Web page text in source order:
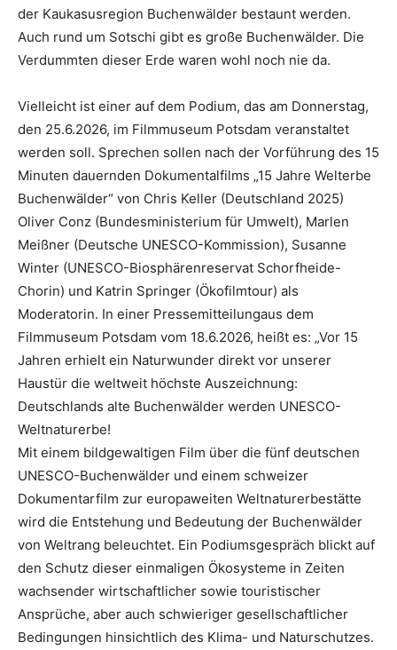
der Kaukasusregion Buchenwälder bestaunt werden.
Auch rund um Sotschi gibt es große Buchenwälder. Die
Verdummten dieser Erde waren wohl noch nie da.
Vielleicht ist einer auf dem Podium, das am Donnerstag,
den 25.6.2026, im Filmmuseum Potsdam veranstaltet
werden soll. Sprechen sollen nach der Vorführung des 15
Minuten dauernden Dokumentalfilms „15 Jahre Welterbe
Buchenwälder“ von Chris Keller (Deutschland 2025)
Oliver Conz (Bundesministerium für Umwelt), Marlen
Meißner (Deutsche UNESCO-Kommission), Susanne
Winter (UNESCO-Biosphärenreservat Schorfheide-
Chorin) und Katrin Springer (Ökofilmtour) als
Moderatorin. In einer Pressemitteilungaus dem
Filmmuseum Potsdam vom 18.6.2026, heißt es: „Vor 15
Jahren erhielt ein Naturwunder direkt vor unserer
Haustür die weltweit höchste Auszeichnung:
Deutschlands alte Buchenwälder werden UNESCO-
Weltnaturerbe!
Mit einem bildgewaltigen Film über die fünf deutschen
UNESCO-Buchenwälder und einem schweizer
Dokumentarfilm zur europaweiten Weltnaturerbestätte
wird die Entstehung und Bedeutung der Buchenwälder
von Weltrang beleuchtet. Ein Podiumsgespräch blickt auf
den Schutz dieser einmaligen Ökosysteme in Zeiten
wachsender wirtschaftlicher sowie touristischer
Ansprüche, aber auch schwieriger gesellschaftlicher
Bedingungen hinsichtlich des Klima- und Naturschutzes.